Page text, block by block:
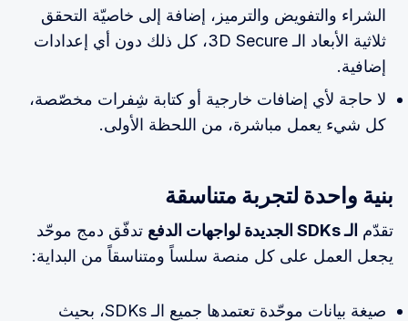
الشراء والتفويض والترميز، إضافة إلى خاصيّة التحقق
ثلاثية الأبعاد الـ 3D Secure، كل ذلك دون أي إعدادات
إضافية.
لا حاجة لأي إضافات خارجية أو كتابة شِفرات مخصّصة،
كل شيء يعمل مباشرة، من اللحظة الأولى.
بنية واحدة لتجربة متناسقة
تقدّم الـ SDKs الجديدة لواجهات الدفع
تدفّق دمج موحّد
يجعل العمل على كل منصة سلساً ومتناسقاً من البداية:
صيغة بيانات موحّدة تعتمدها جميع الـ SDKs، بحيث